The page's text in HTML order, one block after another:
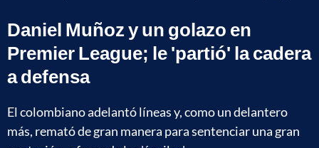
Daniel Muñoz y un golazo en
Premier League; le 'partió' la cadera
a defensa
El colombiano adelantó líneas y, como un delantero
más, remató de gran manera para sentenciar una gran